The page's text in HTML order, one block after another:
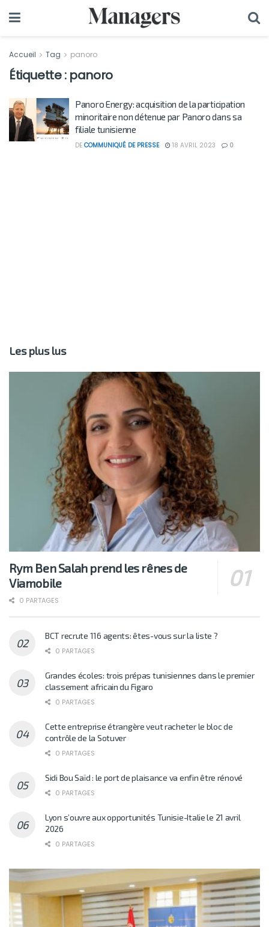
Accueil Tag panoro
Étiquette : panoro
Panoro Energy: acquisition de la participation
minoritaire non détenue par Panoro dans sa
filiale tunisienne
DE COMMUNIQUÉ DE PRESSE 18 AVRIL 2023 0
Les plus lus
Rym Ben Salah prend les rênes de
Viamobile
0 PARTAGES
BCT recrute 116 agents: êtes-vous sur la liste ?
0 PARTAGES
Grandes écoles: trois prépas tunisiennes dans le premier
classement africain du Figaro
0 PARTAGES
Cette entreprise étrangère veut racheter le bloc de
contrôle de la Sotuver
0 PARTAGES
Sidi Bou Saïd : le port de plaisance va enfin être rénové
0 PARTAGES
Lyon s’ouvre aux opportunités Tunisie-Italie le 21 avril
2026
0 PARTAGES